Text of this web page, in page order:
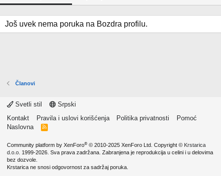
Još uvek nema poruka na Bozdra profilu.
Članovi
Svetli stil
Srpski
Kontakt
Pravila i uslovi korišćenja Politika privatnosti
Pomoć
Naslovna
R
Community platform by XenForo® © 2010-2025 XenForo Ltd. Copyright © Krstarica
d.o.o. 1999-2026. Sva prava zadržana. Zabranjena je reprodukcija u celini i u delovima
bez dozvole.
Krstarica ne snosi odgovornost za sadržaj poruka.